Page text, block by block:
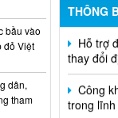
THÔNG
Hỗ trợ
thay đổi
Công
trong
bầu vào
đỏ Việt
dân,
tham